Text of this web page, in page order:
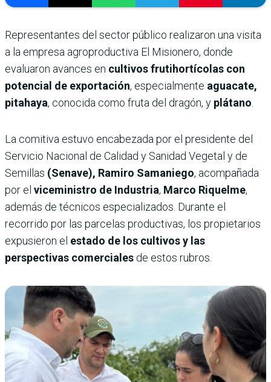
Representantes del sector público realizaron una visita
a la empresa agroproductiva El Misionero, donde
evaluaron avances en cultivos frutihortícolas con
potencial de exportación, especialmente aguacate,
pitahaya, conocida como fruta del dragón, y plátano
La comitiva estuvo encabezada por el presidente del
Servicio Nacional de Calidad y Sanidad Vegetal y de
Semillas (Senave), Ramiro Samaniego, acompañada
por el viceministro de Industria, Marco Riquelme,
además de técnicos especializados. Durante el
recorrido por las parcelas productivas, los propietarios
expusieron el estado de los cultivos y las
perspectivas comerciales de estos rubros.